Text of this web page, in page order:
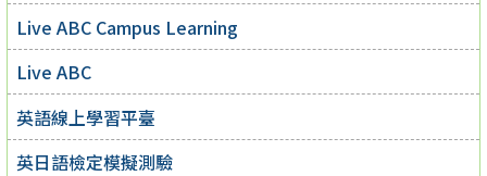
Live ABC Campus Learning
Live ABC
英語線上學習平臺
英日語檢定模擬測驗